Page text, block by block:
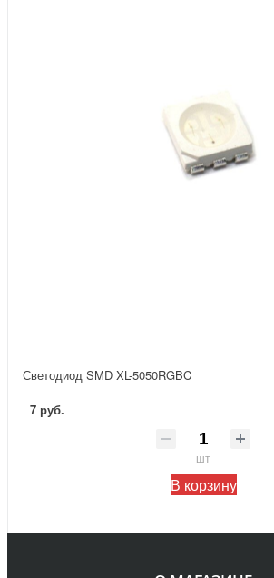
Светодиод SMD XL-5050RGBC
7 руб.
шт
В корзину